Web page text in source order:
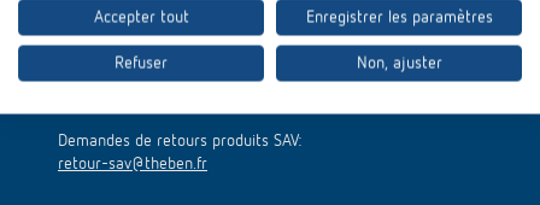
Tél.:+33 (0)1/82 77 01 00
Demandes techniques:
Demandes de retours produits SAV:
retour-sav@theben.fr
Accepter tout Enregistrer les paramètres
Refuser Non, ajuster